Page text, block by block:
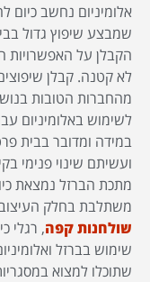
אלומיניום נחשב כיום
שמבצע שיפוץ גדול
הקבלן על האפשרויות
לא קטנה. קבלן
מהחברות הטובות
לשימוש באלומיניום
במידה ומדובר בבית
ועשיתם שינוי פנימי
מתכת הברזל נמצאת
משתלבת בחלק
שולחנות קפה, רגלי
שימוש בברזל
שתוכלו למצוא